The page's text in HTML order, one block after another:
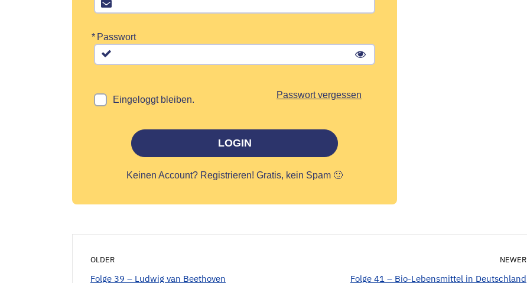
* Passwort
Eingeloggt bleiben.
LOGIN
Passwort vergessen
Keinen Account? Registrieren! Gratis, kein Spam 🙂
OLDER
Folge 39 – Ludwig van Beethoven
NEWER
Folge 41 – Bio-Lebensmittel in Deutschland